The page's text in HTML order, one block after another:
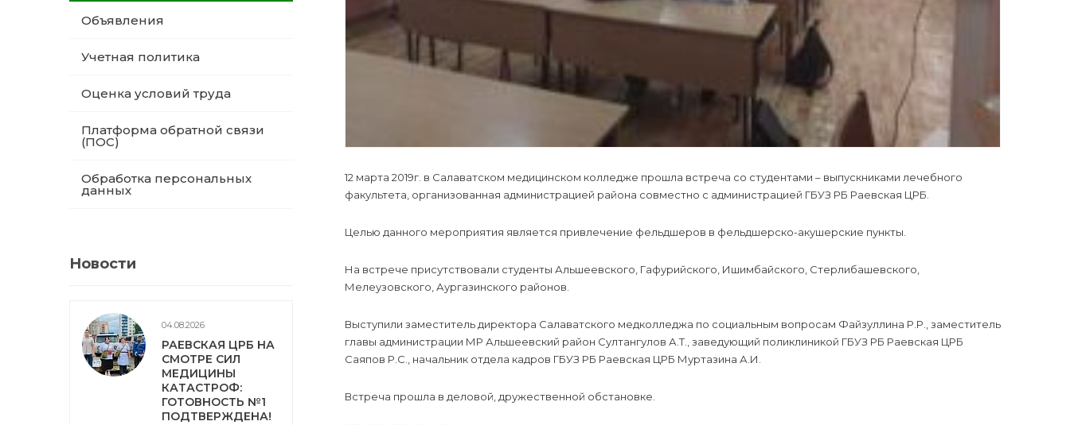
Объявления
Учетная политика
Оценка условий труда
Платформа обратной связи
(ПОС)
Обработка персональных
данных
Новости
04.08.2026
РАЕВСКАЯ ЦРБ НА
СМОТРЕ СИЛ
МЕДИЦИНЫ
КАТАСТРОФ:
ГОТОВНОСТЬ №1
ПОДТВЕРЖДЕНА!
12 марта 2019г. в Салаватском медицинском колледже прошла встреча со студентами – выпускниками лечебного
факультета, организованная администрацией района совместно с администрацией ГБУЗ РБ Раевская ЦРБ.
Целью данного мероприятия является привлечение фельдшеров в фельдшерско-акушерские пункты.
На встрече присутствовали студенты Альшеевского, Гафурийского, Ишимбайского, Стерлибашевского,
Мелеузовского, Аургазинского районов.
Выступили заместитель директора Салаватского медколледжа по социальным вопросам Файзуллина Р.Р., заместитель
главы администрации МР Альшеевский район Султангулов А.Т., заведующий поликлиникой ГБУЗ РБ Раевская ЦРБ
Саяпов Р.С., начальник отдела кадров ГБУЗ РБ Раевская ЦРБ Муртазина А.И.
Встреча прошла в деловой, дружественной обстановке.